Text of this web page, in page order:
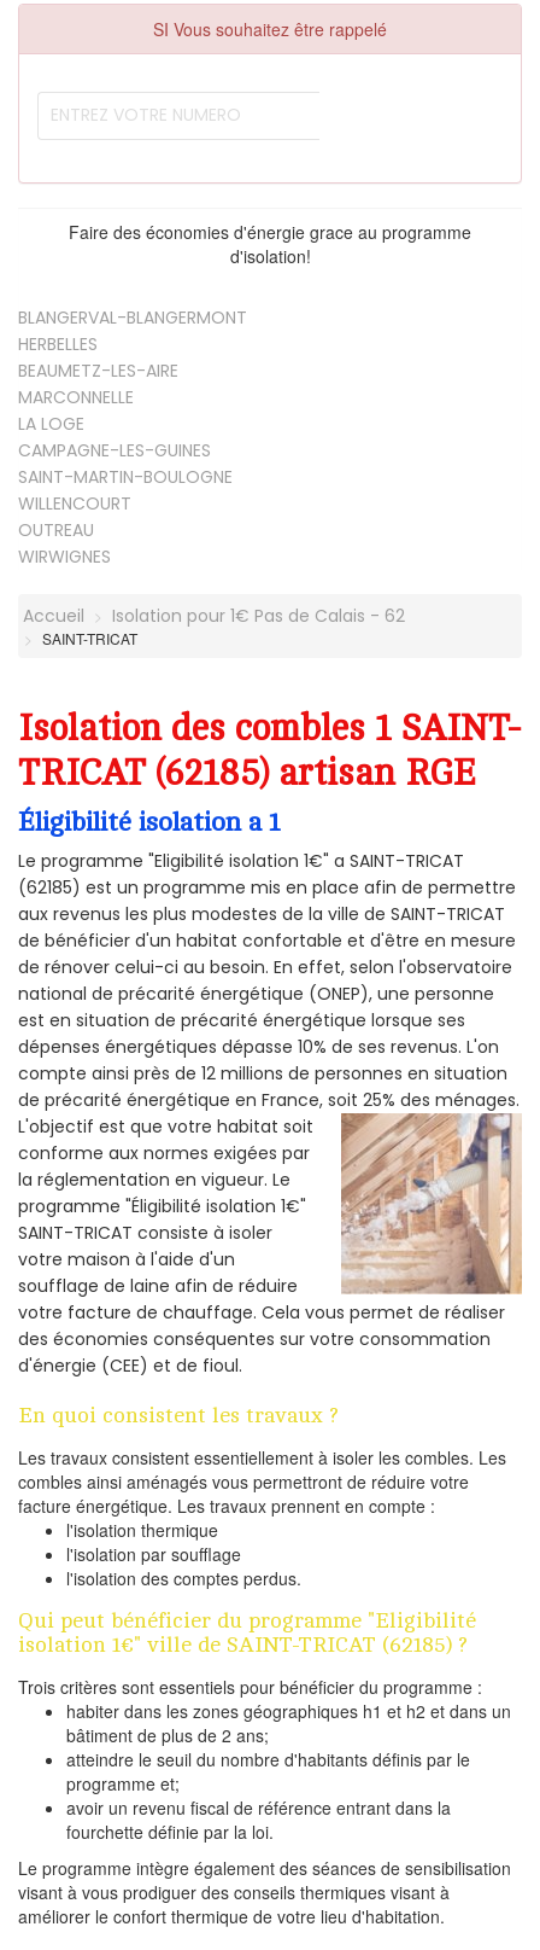
SI Vous souhaitez être rappelé
Faire des économies d'énergie grace au programme
d'isolation!
BLANGERVAL-BLANGERMONT
HERBELLES
BEAUMETZ-LES-AIRE
MARCONNELLE
LA LOGE
CAMPAGNE-LES-GUINES
SAINT-MARTIN-BOULOGNE
WILLENCOURT
OUTREAU
WIRWIGNES
Accueil Isolation pour 1€ Pas de Calais - 62
SAINT-TRICAT
Isolation des combles 1 SAINT-
TRICAT (62185) artisan RGE
Éligibilité isolation a 1
Le programme "Eligibilité isolation 1€" a SAINT-TRICAT
(62185) est un programme mis en place afin de permettre
aux revenus les plus modestes de la ville de SAINT-TRICAT
de bénéficier d'un habitat confortable et d'être en mesure
de rénover celui-ci au besoin. En effet, selon l'observatoire
national de précarité énergétique (ONEP), une personne
est en situation de précarité énergétique lorsque ses
dépenses énergétiques dépasse 10% de ses revenus. L'on
compte ainsi près de 12 millions de personnes en situation
de précarité énergétique en France, soit 25% des ménages.
L'objectif est que votre habitat soit
conforme aux normes exigées par
la réglementation en vigueur. Le
programme "Éligibilité isolation 1€"
SAINT-TRICAT consiste à isoler
votre maison à l'aide d'un
soufflage de laine afin de réduire
votre facture de chauffage. Cela vous permet de réaliser
des économies conséquentes sur votre consommation
d'énergie (CEE) et de fioul.
En quoi consistent les travaux ?
Les travaux consistent essentiellement à isoler les combles. Les
combles ainsi aménagés vous permettront de réduire votre
facture énergétique. Les travaux prennent en compte :
l'isolation thermique
l'isolation par soufflage
l'isolation des comptes perdus.
Qui peut bénéficier du programme "Eligibilité
isolation 1€" ville de SAINT-TRICAT (62185) ?
Trois critères sont essentiels pour bénéficier du programme :
habiter dans les zones géographiques h1 et h2 et dans un
bâtiment de plus de 2 ans;
atteindre le seuil du nombre d'habitants définis par le
programme et;
avoir un revenu fiscal de référence entrant dans la
fourchette définie par la loi.
Le programme intègre également des séances de sensibilisation
visant à vous prodiguer des conseils thermiques visant à
améliorer le confort thermique de votre lieu d'habitation.